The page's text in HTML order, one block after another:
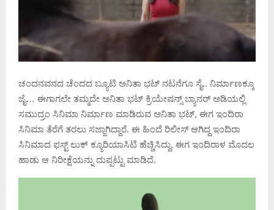
ಚಂದನವನದ ಚೆಂದದ ಬ್ಯೂಟಿ ಅನಿತಾ ಭಟ್ ನಟನೆಗೂ ಸೈ.. ನಿರ್ಮಾಣಕ್ಕೂ
ಜೈ… ಈಗಾಗಲೇ ತಮ್ಮದೇ ಅನಿತಾ ಭಟ್ ಕ್ರಿಯೇಷನ್ಸ್ ಬ್ಯಾನರ್ ಅಡಿಯಲ್ಲಿ
ಸಮುದ್ರಂ ಸಿನಿಮಾ ನಿರ್ಮಾಣ ಮಾಡಿರುವ ಅನಿತಾ ಭಟ್, ಈಗ ಇಂದಿರಾ
ಸಿನಿಮಾ ತೆರೆಗೆ ತರಲು ಸಜ್ಜಾಗಿದ್ದಾರೆ. ಈ ಹಿಂದೆ ರಿಲೀಸ್ ಆಗಿದ್ದ ಇಂದಿರಾ
ಸಿನಿಮಾದ ಫಸ್ಟ್ ಲುಕ್ ಕ್ಯೂರಿಯಾಸಿಟಿ ಹೆಚ್ಚಿಸಿದ್ದು, ಈಗ ಇಂದಿರಾಳ ಮೊದಲ
ಹಾಡು ಆ ನಿರೀಕ್ಷೆಯನ್ನು ದುಪ್ಪಟ್ಟು ಮಾಡಿದೆ.